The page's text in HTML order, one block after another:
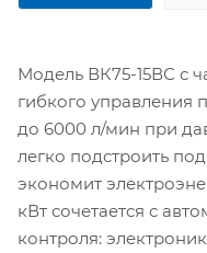
Модель ВК75-15ВС с
гибкого управления
до 6000 л/мин при
легко подстроить
экономит
кВт сочетается с
контроля: